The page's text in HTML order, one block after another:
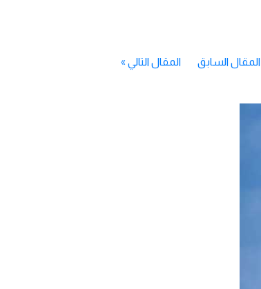
المقال السابق المقال التالي »